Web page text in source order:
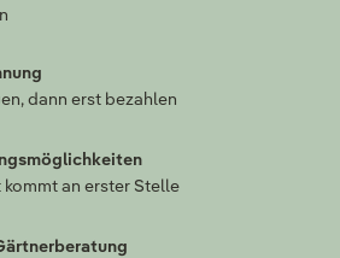
dann erst bezahlen
kommt an erster Stelle